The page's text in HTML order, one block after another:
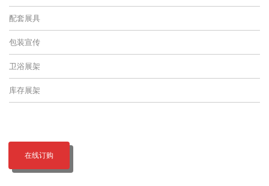
配套展具
包装宣传
卫浴展架
库存展架
在线订购